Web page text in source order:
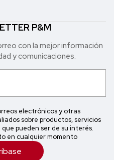
P&M
con la mejor in formación
y comunicaciones.
electrónicos y otras
sobre productos, servicios
pueden ser de su interés.
en cualquier momento